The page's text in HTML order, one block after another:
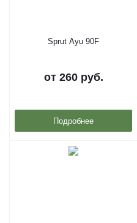
Sprut Ayu 90F
от 260 руб.
Подробнее